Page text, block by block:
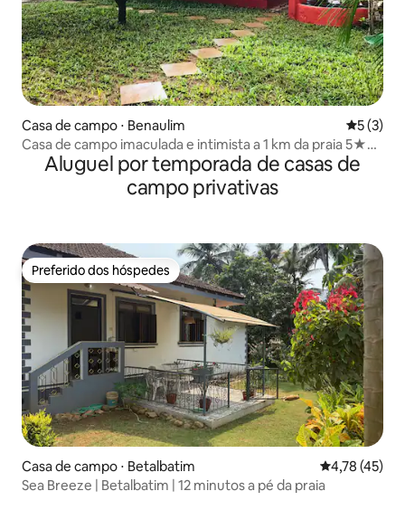
Casa de campo ⋅ Benaulim 5 de
5 (3)
Casa de campo imaculada e intimista a 1 km da praia 5★
Wi-FiAluguel por temporada de casas de
campo privativas
Preferido dos hóspedes
Preferido dos hóspedes
Casa de campo ⋅ Betalbatim 4,78 de uma
4,78 (45)
Sea Breeze | Betalbatim | 12 minutos a pé da praia